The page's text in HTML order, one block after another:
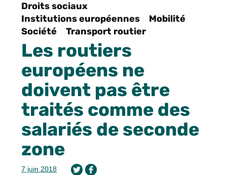
Droits sociaux
Institutions européennes
Mobilité
Société
Transport routier
Les routiers
européens ne
doivent pas être
traités comme des
salariés de seconde
zone
7 juin 2018